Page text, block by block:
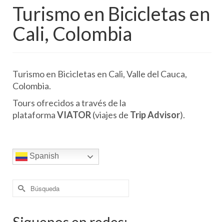
Turismo en Bicicletas en
Cali, Colombia
Turismo en Bicicletas en Cali, Valle del Cauca,
Colombia.
Tours ofrecidos a través de la
plataformaVIATOR(viajes de Trip Advisor).
Spanish
Buscar
por: